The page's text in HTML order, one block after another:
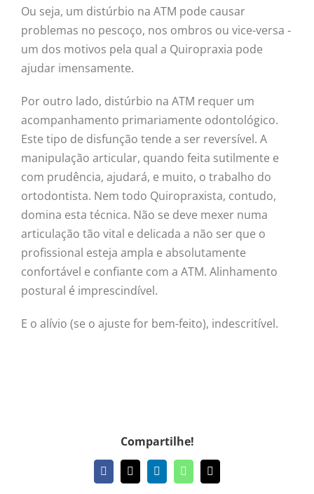
Ou seja, um distúrbio na ATM pode causar
problemas no pescoço, nos ombros ou vice-versa ‐
um dos motivos pela qual a Quiropraxia pode
ajudar imensamente.
Por outro lado, distúrbio na ATM requer um
acompanhamento primariamente odontológico.
Este tipo de disfunção tende a ser reversível. A
manipulação articular, quando feita sutilmente e
com prudência, ajudará, e muito, o trabalho do
ortodontista. Nem todo Quiropraxista, contudo,
domina esta técnica. Não se deve mexer numa
articulação tão vital e delicada a não ser que o
profissional esteja ampla e absolutamente
confortável e confiante com a ATM. Alinhamento
postural é imprescindível.
E o alívio (se o ajuste for bem-feito), indescritível.
Compartilhe!
Facebook
X LinkedInWhatsApp
E-
mail